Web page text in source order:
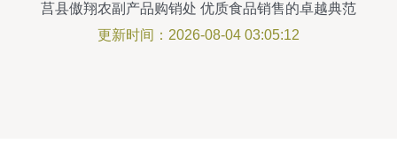
莒县傲翔农副产品购销处 优质食品销售的卓越典范
更新时间：2026-08-04 03:05:12